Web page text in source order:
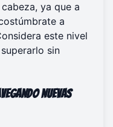
ya que a
a
este nivel
sin
nuevas